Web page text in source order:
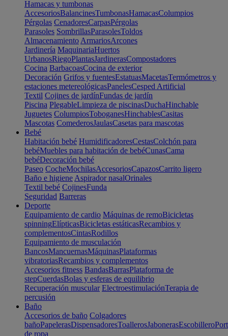
Hamacas y tumbonas
AccesoriosBalancinesTumbonasHamacasColumpios
Pérgolas CenadoresCarpasPérgolas
Parasoles SombrillasParasolesToldos
Almacenamiento ArmariosArcones
Jardinería MaquinariaHuertos
UrbanosRiegoPlantasJardinerasCompostadores
Cocina BarbacoasCocina de exterior
Decoración Grifos y fuentesEstatuasMacetasTermómetros y
estaciones metereológicasPanelesCesped Artificial
Textil Cojines de jardínFundas de jardín
Piscina PlegableLimpieza de piscinasDuchaHinchable
Juguetes ColumpiosToboganesHinchablesCasitas
Mascotas ComederosJaulasCasetas para mascotas
Bebé
Habitación bebé HumidificadoresCestasColchón para
bebéMuebles para habitación de bebéCunasCama
bebéDecoración bebé
Paseo CocheMochilasAccesoriosCapazosCarrito ligero
Baño e higiene Aspirador nasalOrinales
Textil bebé CojinesFunda
Seguridad Barreras
Deporte
Equipamiento de cardio Máquinas de remoBicicletas
spinningElípticasBicicletas estáticasRecambios y
complementosCintasRodillos
Equipamiento de musculación
BancosMancuernasMáquinasPlataformas
vibratoriasRecambios y complementos
Accesorios fitness BandasBarrasPlataforma de
stepCuerdasBolas y esferas de equilibrio
Recuperación muscular ElectroestimulaciónTerapia de
percusión
Baño
Accesorios de baño Colgadores
bañoPapelerasDispensadoresToallerosJabonerasEscobillero
de ropa